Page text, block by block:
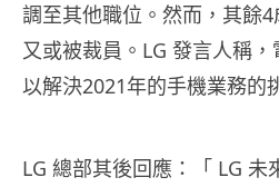
調至其他職位。然而，其餘4
又或被裁員。LG 發言人稱
以解決2021年的手機業務的
LG 總部其後回應：「 LG 未